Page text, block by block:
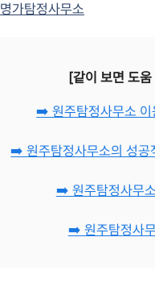
명가탐정사무소
[같이 보면 도
➡️ 원주탐정사무소 이
➡️ 원주탐정사무소의 성공
➡️ 원주탐정사무
➡️ 원주탐정사